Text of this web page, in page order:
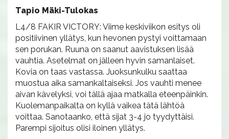
Tapio Mäki-Tulokas
L4/8 FAKIR VICTORY: Viime keskiviikon esitys oli
positiivinen yllätys, kun hevonen pystyi voittamaan
sen porukan. Ruuna on saanut aavistuksen lisää
vauhtia. Asetelmat on jälleen hyvin samanlaiset.
Kovia on taas vastassa. Juoksunkulku saattaa
muostua aika samankaltaiseksi. Jos vauhti menee
aivan kävelyksi, voi tällä ajaa matkalla eteenpäinkin.
Kuolemanpaikalta on kyllä vaikea tätä lähtöä
voittaa. Sanotaanko, että sijat 3-4 jo tyydyttäisi.
Parempi sijoitus olisi iloinen yllätys.